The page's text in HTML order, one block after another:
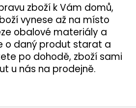
zboží k Vám domů,
vynese až na místo
obalové materiály a
o daný produt starat a
po dohodě, zboží sami
u nás na prodejně.